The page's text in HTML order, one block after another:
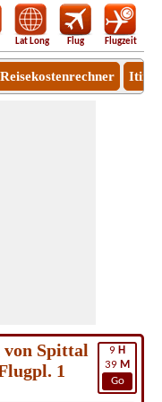
Lat Long Flug Flugzeit
Reisekostenrechner
9 H
39 M
Go
Spittal
1